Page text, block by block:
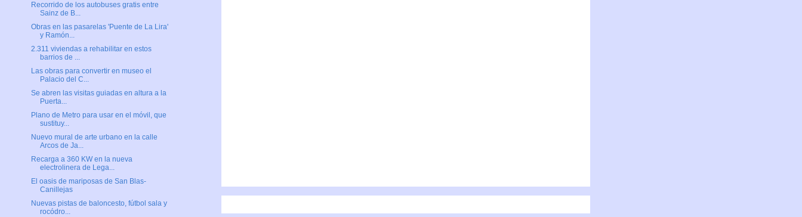
Recorrido de los autobuses gratis entre
Sainz de B...
Obras en las pasarelas 'Puente de La Lira'
y Ramón...
2.311 viviendas a rehabilitar en estos
barrios de ...
Las obras para convertir en museo el
Palacio del C...
Se abren las visitas guiadas en altura a la
Puerta...
Plano de Metro para usar en el móvil, que
sustituy...
Nuevo mural de arte urbano en la calle
Arcos de Ja...
Recarga a 360 KW en la nueva
electrolinera de Lega...
El oasis de mariposas de San Blas-
Canillejas
Nuevas pistas de baloncesto, fútbol sala y
rocódro...